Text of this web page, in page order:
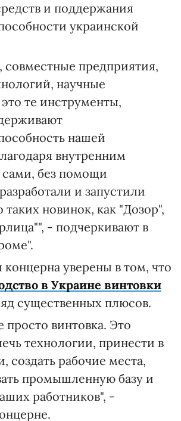
и поддержания
украинской
совместные предприятия,
научные
те инструменты,
нашей
внутренним
без помощи
и запустили
таких новинок, как "Дозор",
- подчеркивают в
уверены в том, что
в Украине винтовки
существенных плюсов.
просто винтовка. Это
технологии, принести в
создать рабочие места,
промышленную базу и
работников", -